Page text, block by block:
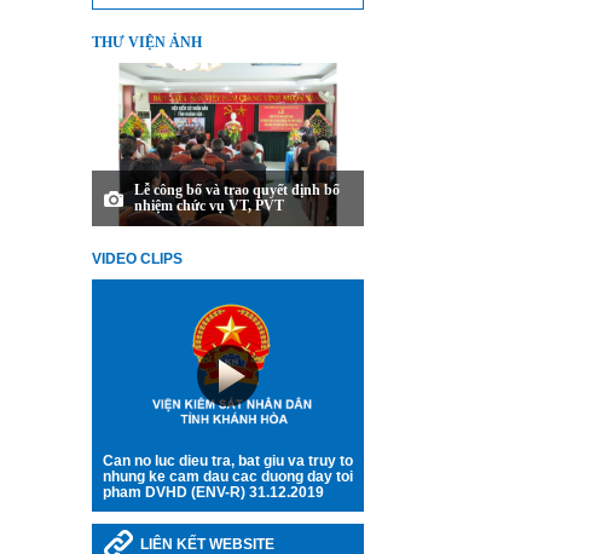
THƯ VIỆN ẢNH
Lễ công bố và trao quyết định bổ
nhiệm chức vụ VT, PVT
VIDEO CLIPS
Can no luc dieu tra, bat giu va truy to
nhung ke cam dau cac duong day toi
pham DVHD (ENV-R) 31.12.2019
LIÊN KẾT WEBSITE